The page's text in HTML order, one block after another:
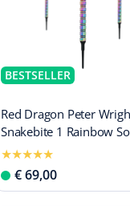
BESTSELLER
Red Dragon Peter
Snakebite 1 Rainbow
- 18 g
€ 69,00